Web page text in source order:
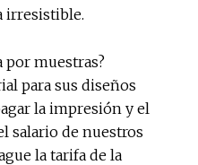
irresistible.
por muestras?
para sus diseños
la impresión y el
salario de nuestros
la tarifa de la